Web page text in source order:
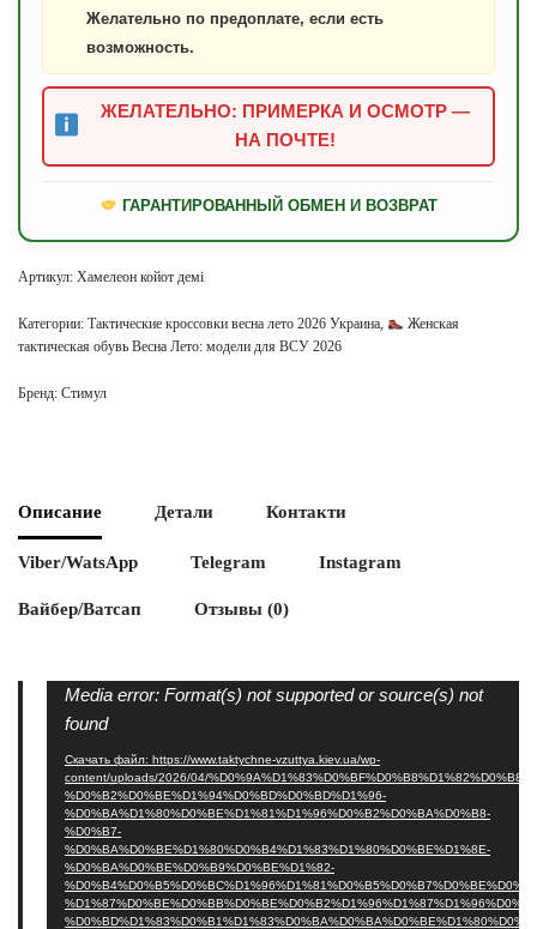
Желательно по предоплате, если есть
возможность.
ЖЕЛАТЕЛЬНО: ПРИМЕРКА И ОСМОТР —
НА ПОЧТЕ!
ГАРАНТИРОВАННЫЙ ОБМЕН И ВОЗВРАТ
Артикул: Хамелеон койот демі
Категории: Тактические кроссовки весна лето 2026 Украина
Женская
тактическая обувь Весна Лето: модели для ВСУ 2026
Бренд: Стимул
Описание Детали Контакти
Viber/WatsApp Telegram Instagram
Вайбер/Ватсап Отзывы (0)
Видеоплеер
Media error: Format(s) not supported or source(s) not
found
Скачать файл: https://www.taktychne-vzuttya.kiev.ua/wp-
content/uploads/2026/04/%D0%9A%D1%83%D0%BF%D0%B8%D1%82%D0%B8-
%D0%B2%D0%BE%D1%94%D0%BD%D0%BD%D1%96-
%D0%BA%D1%80%D0%BE%D1%81%D1%96%D0%B2%D0%BA%D0%B8-
%D0%B7-
%D0%BA%D0%BE%D1%80%D0%B4%D1%83%D1%80%D0%BE%D1%8E-
%D0%BA%D0%BE%D0%B9%D0%BE%D1%82-